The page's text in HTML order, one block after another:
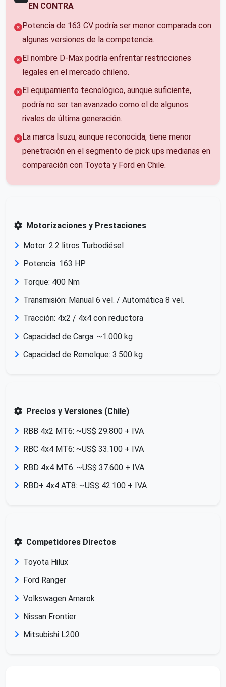
EN CONTRA
Potencia de 163 CV podría ser menor comparada con
algunas versiones de la competencia.
El nombre D-Max podría enfrentar restricciones
legales en el mercado chileno.
El equipamiento tecnológico, aunque suficiente,
podría no ser tan avanzado como el de algunos
rivales de última generación.
La marca Isuzu, aunque reconocida, tiene menor
penetración en el segmento de pick ups medianas en
comparación con Toyota y Ford en Chile.
Motorizaciones y Prestaciones
Motor: 2.2 litros Turbodiésel
Potencia: 163 HP
Torque: 400 Nm
Transmisión: Manual 6 vel. / Automática 8 vel.
Tracción: 4x2 / 4x4 con reductora
Capacidad de Carga: ~1.000 kg
Capacidad de Remolque: 3.500 kg
Precios y Versiones (Chile)
RBB 4x2 MT6: ~US$ 29.800 + IVA
RBC 4x4 MT6: ~US$ 33.100 + IVA
RBD 4x4 MT6: ~US$ 37.600 + IVA
RBD+ 4x4 AT8: ~US$ 42.100 + IVA
Competidores Directos
Toyota Hilux
Ford Ranger
Volkswagen Amarok
Nissan Frontier
Mitsubishi L200